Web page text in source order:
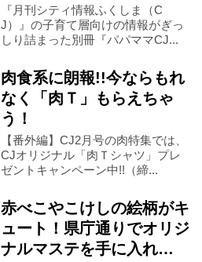
『月刊シティ情報ふくしま（C
J）』の子育て層向けの情報がぎっ
しり詰まった別冊『パパママCJ...
肉食系に朗報!!今ならもれ
なく「肉Ｔ」もらえちゃ
う！
【番外編】CJ2月号の肉特集では、
CJオリジナル「肉Ｔシャツ」プレ
ゼントキャンペーン中!!（締...
赤べこやこけしの絵柄がキ
ュート！県庁通りでオリジ
ナルマステを手に入れ…